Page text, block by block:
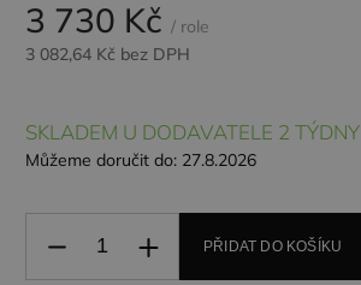
3 730 Kč / role
3 082,64 Kč bez DPH
SKLADEM U DODAVATELE 2 TÝDNY
Můžeme doručit do: 27.8.2026
PŘIDAT DO KOŠÍKU